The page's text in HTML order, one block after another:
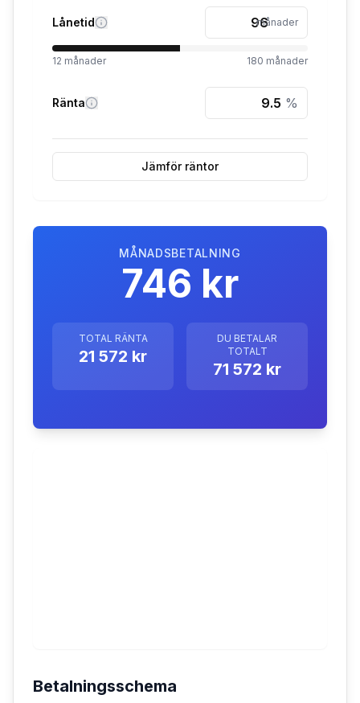
Lånetid månader
12 månader 180 månader
Ränta %
Jämför räntor
MÅNADSBETALNING
746 kr
TOTAL RÄNTA
21 572 kr
DU BETALAR
TOTALT
71 572 kr
Betalningsschema